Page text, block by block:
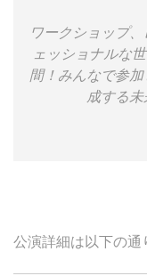
ワークショップ
ェッショナルな
間！みんなで参
成する未
公演詳細は以下の通